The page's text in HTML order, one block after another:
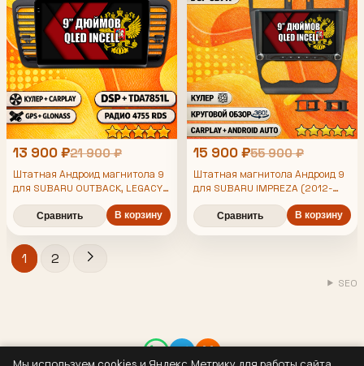
13 900 ₽21 900 ₽
Штатная Андроид магнитола 9
для SUBARU OUTBACK, LEGACY
(2003-2009), 4/64гб, DSP,
беспроводной CarPlay и Android
Auto, GPS и ГЛОНАСС
Сравнить В корзину
15 900 ₽55 900 ₽
Штатная магнитола Андроид 9
для SUBARU IMPREZA (2012-
XV, рамка черная матовая,
4/64гб, DSP, 360 обзор,
Сравнить В корзину
1 2
SEO